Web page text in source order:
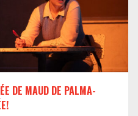
DE MAUD DE PALMA-